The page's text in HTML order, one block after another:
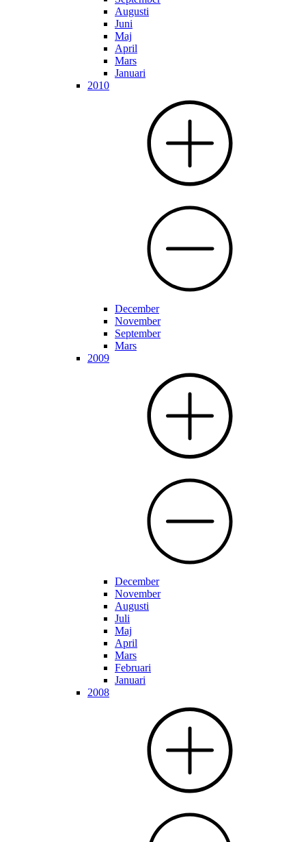
Augusti
Juni
Maj
April
Mars
Januari
2010
December
November
September
Mars
2009
December
November
Augusti
Juli
Maj
April
Mars
Februari
Januari
2008